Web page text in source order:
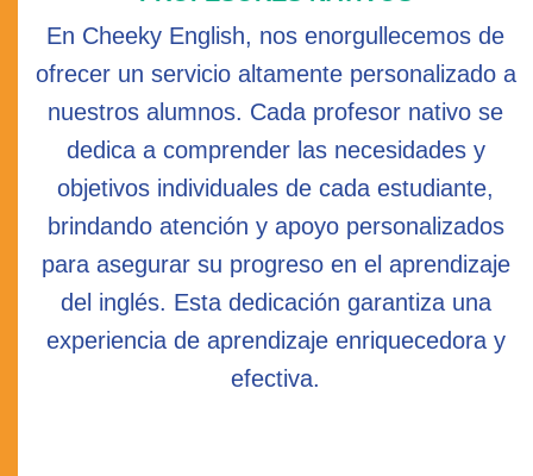
En Cheeky English, nos enorgullecemos de
ofrecer un servicio altamente personalizado a
nuestros alumnos. Cada profesor nativo se
dedica a comprender las necesidades y
objetivos individuales de cada estudiante,
brindando atención y apoyo personalizados
para asegurar su progreso en el aprendizaje
del inglés. Esta dedicación garantiza una
experiencia de aprendizaje enriquecedora y
efectiva.